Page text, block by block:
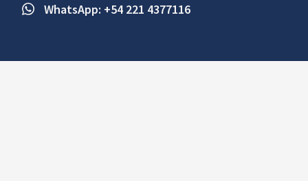
WhatsApp: +54 221 4377116